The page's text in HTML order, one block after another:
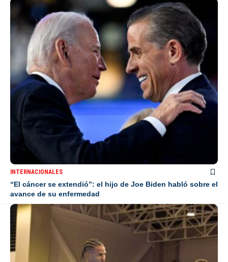
INTERNACIONALES
“El cáncer se extendió”: el hijo de Joe Biden habló sobre el
avance de su enfermedad